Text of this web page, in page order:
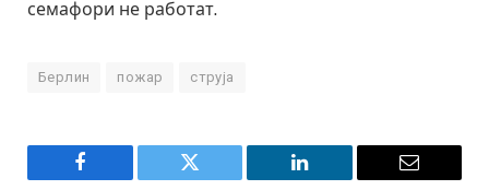
семафори не работат.
Берлин пожар струја
Facebook Twitter LinkedIn Email